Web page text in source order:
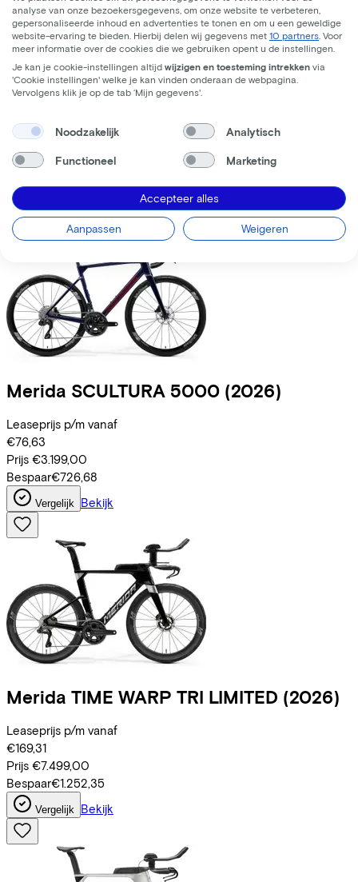
Trek Fuel+ LX 9.8 XT Gen 2 (2026)
Leaseprijs p/m vanaf
€195,63
Prijs €8.699,00
Merida SCULTURA 5000 (2026)
Leaseprijs p/m vanaf
€76,63
Prijs €3.199,00
Bespaar€726,68
Vergelijk Bekijk
Merida TIME WARP TRI LIMITED (2026)
Leaseprijs p/m vanaf
€169,31
Prijs €7.499,00
Bespaar€1.252,35
Vergelijk Bekijk
analyse van onze bezoekersgegevens, om onze website te verbeteren,
gepersonaliseerde inhoud en advertenties te tonen en om u een geweldige
website-ervaring te bieden. Hierbij delen wij gegevens met 10 partners . Voor
meer informatie over de cookies die we gebruiken opent u de instellingen.
Je kan je cookie-instellingen altijd wijzigen en toesteming intrekken via
'Cookie instellingen' welke je kan vinden onderaan de webpagina.
Vervolgens klik je op de tab ‘Mijn gegevens'.
Noodzakelijk Analytisch
Functioneel Marketing
Accepteer alles
Aanpassen Weigeren